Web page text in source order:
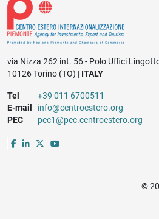
via Nizza 262 int. 56 - Polo Uffici
10126 Torino (TO) | ITALY
Tel
+39 011 6700511
E-mail
info@centroestero.org
PEC
pec1@pec.centroestero.org
©